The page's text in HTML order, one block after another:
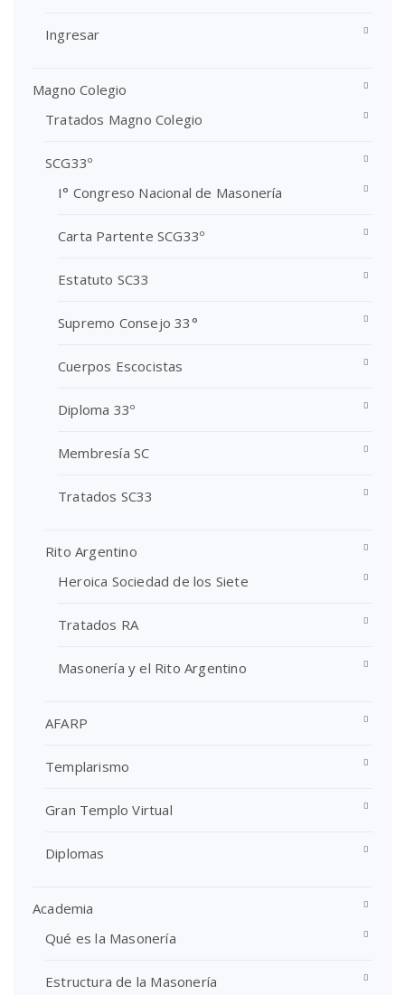
Ingresar
Magno Colegio
Tratados Magno Colegio
SCG33º
I° Congreso Nacional de Masonería
Carta Partente SCG33º
Estatuto SC33
Supremo Consejo 33°
Cuerpos Escocistas
Diploma 33º
Membresía SC
Tratados SC33
Rito Argentino
Heroica Sociedad de los Siete
Tratados RA
Masonería y el Rito Argentino
AFARP
Templarismo
Gran Templo Virtual
Diplomas
Academia
Qué es la Masonería
Estructura de la Masonería